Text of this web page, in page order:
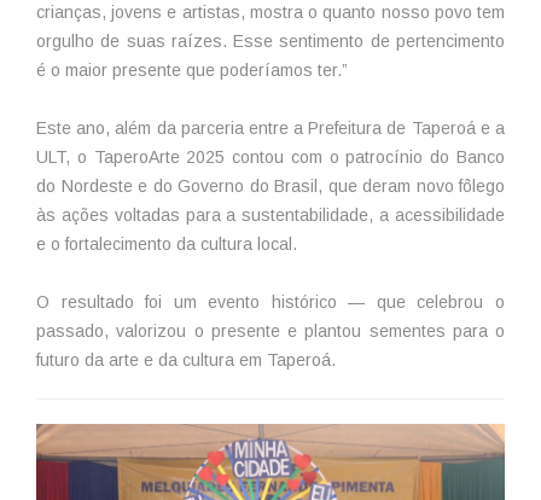
crianças, jovens e artistas, mostra o quanto nosso povo tem
orgulho de suas raízes. Esse sentimento de pertencimento
é o maior presente que poderíamos ter.”
Este ano, além da parceria entre a Prefeitura de Taperoá e a
ULT, o TaperoArte 2025 contou com o patrocínio do Banco
do Nordeste e do Governo do Brasil, que deram novo fôlego
às ações voltadas para a sustentabilidade, a acessibilidade
e o fortalecimento da cultura local.
O resultado foi um evento histórico — que celebrou o
passado, valorizou o presente e plantou sementes para o
futuro da arte e da cultura em Taperoá.